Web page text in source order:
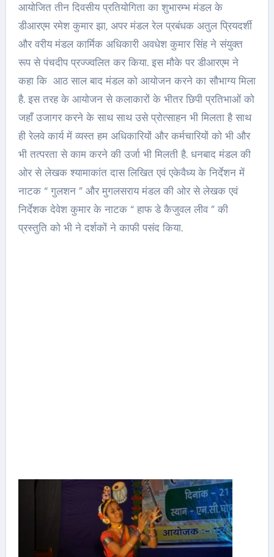
आयोजित तीन दिवसीय प्रतियोगिता का शुभारम्भ मंडल के
डीआरएम रमेश कुमार झा, अपर मंडल रेल प्रबंधक अतुल प्रियदर्शी
और वरीय मंडल कार्मिक अधिकारी अवधेश कुमार सिंह ने संयुक्त
रूप से पंचदीप प्रज्ज्वलित कर किया. इस मौके पर डीआरएम ने
कहा कि आठ साल बाद मंडल को आयोजन करने का सौभाग्य मिला
है. इस तरह के आयोजन से कलाकारों के भीतर छिपी प्रतिभाओं को
जहाँ उजागर करने के साथ साथ उसे प्रोत्साहन भी मिलता है साथ
ही रेलवे कार्य में व्यस्त हम अधिकारियों और कर्मचारियों को भी और
भी तत्परता से काम करने की उर्जा भी मिलती है. धनबाद मंडल की
ओर से लेखक श्यामाकांत दास लिखित एवं एकेवैध्य के निर्देशन में
नाटक “ गुलशन ” और मुगलसराय मंडल की ओर से लेखक एवं
निर्देशक देवेश कुमार के नाटक “ हाफ डे कैजुवल लीव ” की
प्रस्तुति को भी ने दर्शकों ने काफी पसंद किया.